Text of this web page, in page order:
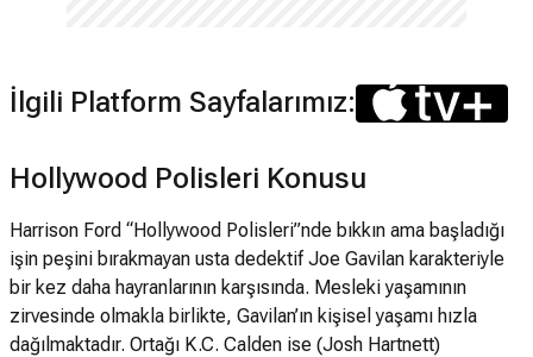
İlgili Platform Sayfalarımız:
Hollywood Polisleri Konusu
Harrison Ford “Hollywood Polisleri”nde bıkkın ama başladığı
işin peşini bırakmayan usta dedektif Joe Gavilan karakteriyle
bir kez daha hayranlarının karşısında. Mesleki yaşamının
zirvesinde olmakla birlikte, Gavilan’ın kişisel yaşamı hızla
dağılmaktadır. Ortağı K.C. Calden ise (Josh Hartnett)